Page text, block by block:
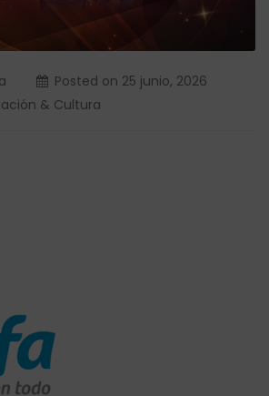
Posted on 25 junio, 2026
& Cultura